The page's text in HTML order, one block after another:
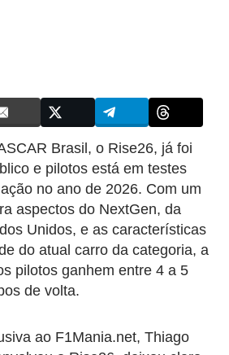
Brasil, o Rise26, já foi
e pilotos está em testes
no ano de 2026. Com um
aspectos do NextGen, da
Unidos, e as características
do atual carro da categoria, a
pilotos ganhem entre 4 a 5
de volta.
ao F1Mania.net, Thiago